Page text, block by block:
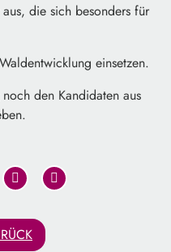
die sich besonders für
einsetzen.
noch den Kandidaten aus